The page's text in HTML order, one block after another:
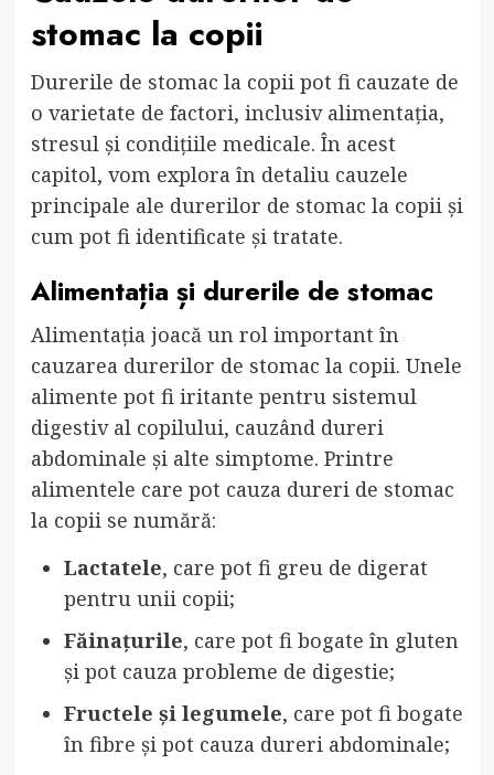
stomac la copii
Durerile de stomac la copii pot fi cauzate de
o varietate de factori, inclusiv alimentația,
stresul și condițiile medicale. În acest
capitol, vom explora în detaliu cauzele
principale ale durerilor de stomac la copii și
cum pot fi identificate și tratate.
Alimentația și durerile de stomac
Alimentația joacă un rol important în
cauzarea durerilor de stomac la copii. Unele
alimente pot fi iritante pentru sistemul
digestiv al copilului, cauzând dureri
abdominale și alte simptome. Printre
alimentele care pot cauza dureri de stomac
la copii se numără:
Lactatele, care pot fi greu de digerat
pentru unii copii;
Făinațurile, care pot fi bogate în gluten
și pot cauza probleme de digestie;
Fructele și legumele, care pot fi bogate
în fibre și pot cauza dureri abdominale;